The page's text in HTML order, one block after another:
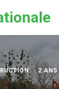
2 ANS